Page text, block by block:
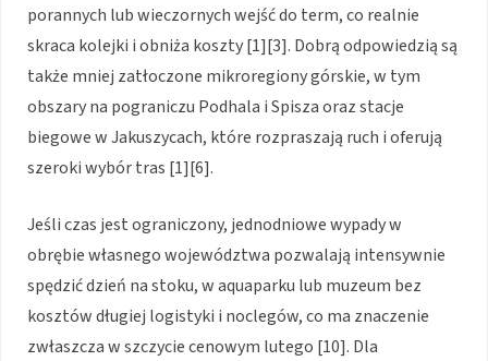
porannych lub wieczornych wejść do term, co realnie
skraca kolejki i obniża koszty [1][3]. Dobrą odpowiedzią są
także mniej zatłoczone mikroregiony górskie, w tym
obszary na pograniczu Podhala i Spisza oraz stacje
biegowe w Jakuszycach, które rozpraszają ruch i oferują
szeroki wybór tras [1][6].
Jeśli czas jest ograniczony, jednodniowe wypady w
obrębie własnego województwa pozwalają intensywnie
spędzić dzień na stoku, w aquaparku lub muzeum bez
kosztów długiej logistyki i noclegów, co ma znaczenie
zwłaszcza w szczycie cenowym lutego [10]. Dla